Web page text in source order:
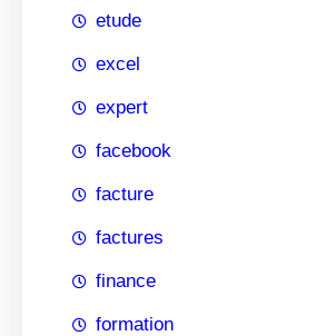
etude
excel
expert
facebook
facture
factures
finance
formation